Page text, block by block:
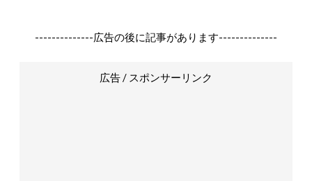
--------------広告の後に記事があります--------------
広告 / スポンサーリンク